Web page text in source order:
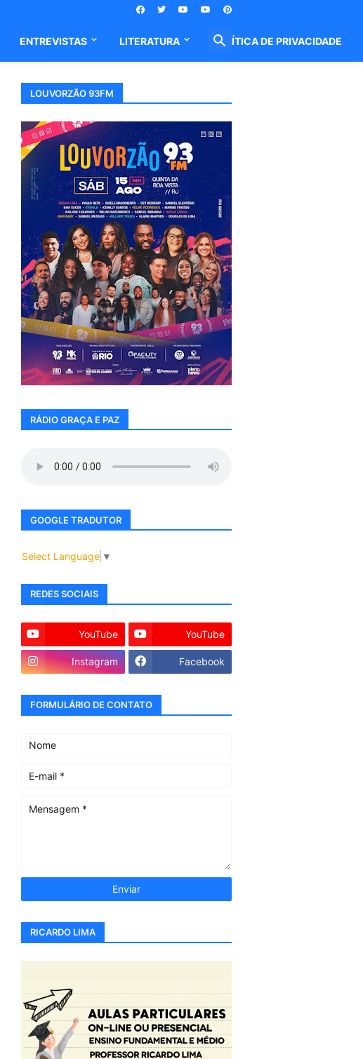
ENTREVISTAS LITERATURA POLÍTICA DE PRIVACIDADE
LOUVORZÃO 93FM
RÁDIO GRAÇA E PAZ
GOOGLE TRADUTOR
Select Language ▼
REDES SOCIAIS
YouTube YouTube
Instagram Facebook
FORMULÁRIO DE CONTATO
RICARDO LIMA